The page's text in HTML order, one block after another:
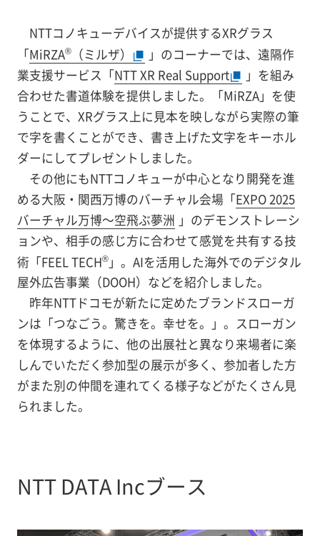
NTTコノキューデバイスが提供するXRグラス
「MiRZA®（ミルザ）
」のコーナーでは、遠隔作
業支援サービス「NTT XR Real Support
」を組み
合わせた書道体験を提供しました。「MiRZA」を使
うことで、XRグラス上に見本を映しながら実際の筆
で字を書くことができ、書き上げた文字をキーホル
ダーにしてプレゼントしました。
その他にもNTTコノキューが中心となり開発を進
める大阪・関西万博のバーチャル会場「EXPO 2025
バーチャル万博～空飛ぶ夢洲 」のデモンストレーシ
ョンや、相手の感じ方に合わせて感覚を共有する技
術「FEEL TECH®」。AIを活用した海外でのデジタル
屋外広告事業（DOOH）などを紹介しました。
昨年NTTドコモが新たに定めたブランドスローガ
ンは「つなごう。驚きを。幸せを。」。スローガン
を体現するように、他の出展社と異なり来場者に楽
しんでいただく参加型の展示が多く、参加者した方
がまた別の仲間を連れてくる様子などがたくさん見
られました。
NTT DATA Incブース